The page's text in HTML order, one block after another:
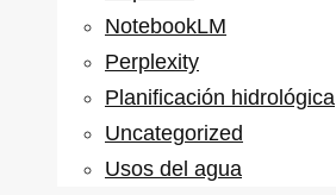
NotebookLM
Perplexity
Planificación hidrológica
Uncategorized
Usos del agua